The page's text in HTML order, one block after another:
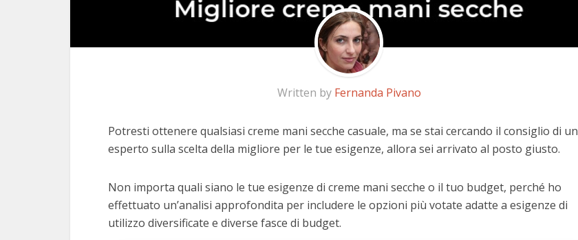
Written by Fernanda Pivano
Potresti ottenere qualsiasi creme mani secche casuale, ma se stai cercando il consiglio di un
esperto sulla scelta della migliore per le tue esigenze, allora sei arrivato al posto giusto.
Non importa quali siano le tue esigenze di creme mani secche o il tuo budget, perché ho
effettuato un’analisi approfondita per includere le opzioni più votate adatte a esigenze di
utilizzo diversificate e diverse fasce di budget.